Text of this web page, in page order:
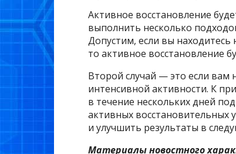
Активное восстановление
выполнить несколько
Допустим, если вы находитесь
то активное восстановление
Второй случай — это если вам
интенсивной активности. К
в течение нескольких дней
активных
и улучшить результаты в
Материалы новостного